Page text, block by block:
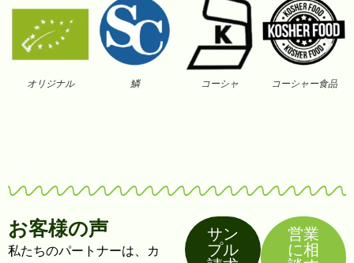
オリジナル 鱗 コーシャ コーシャー食品
お客様の声
私たちのパートナーは、カ
サン
プル
営業
に相